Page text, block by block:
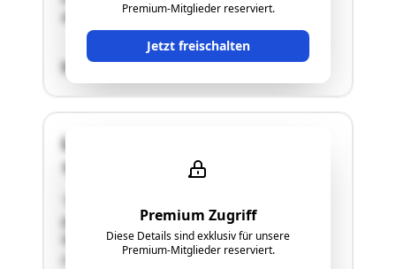
Premium-Mitglieder reserviert.
Jetzt freischalten
Wohnung ist ein Kellerabteil zugeordnet."
SCHÄTZWERT
Premium Zugriff
Diese Details sind exklusiv für unsere
Premium-Mitglieder reserviert.
Linzer Straße 197
gliedert sich in Vorraum, Bad, WC, 2 Zimmer,
Wohnen/Essen/Kochen und eine (verglaste)
Loggia.Details siehe Langgutachten!"